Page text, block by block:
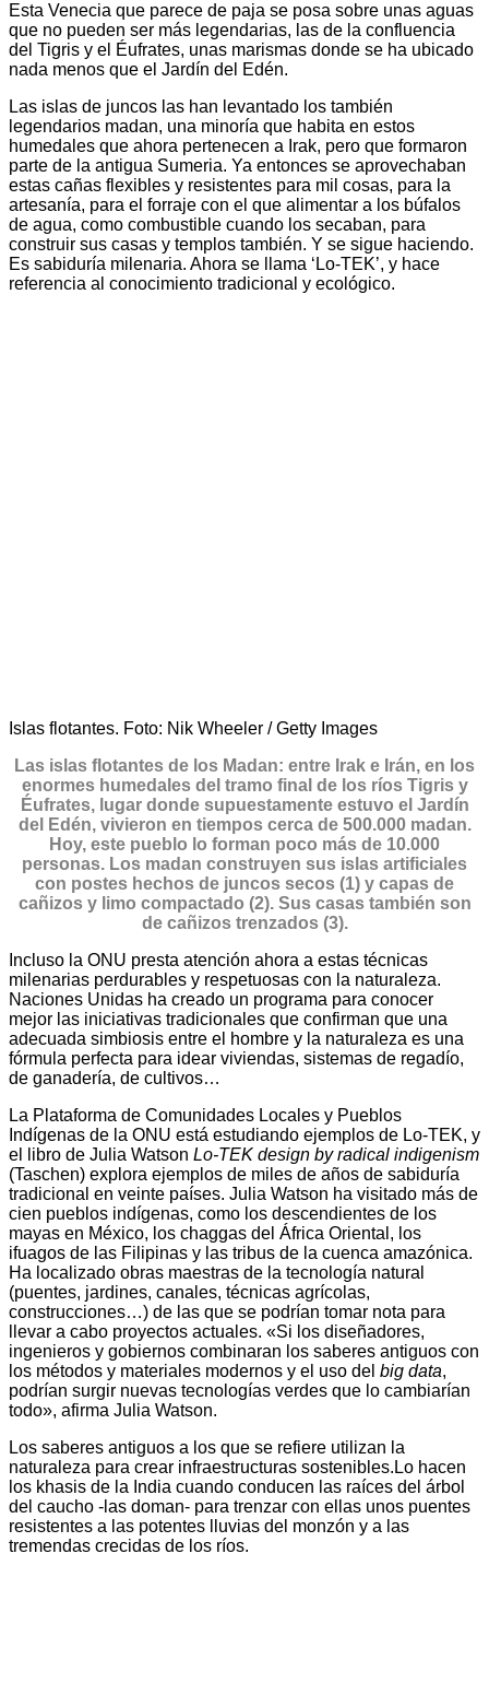
Esta Venecia que parece de paja se posa sobre unas aguas
que no pueden ser más legendarias, las de la confluencia
del Tigris y el Éufrates, unas marismas donde se ha ubicado
nada menos que el Jardín del Edén.
Las islas de juncos las han levantado los también
legendarios madan, una minoría que habita en estos
humedales que ahora pertenecen a Irak, pero que formaron
parte de la antigua Sumeria. Ya entonces se aprovechaban
estas cañas flexibles y resistentes para mil cosas, para la
artesanía, para el forraje con el que alimentar a los búfalos
de agua, como combustible cuando los secaban, para
construir sus casas y templos también. Y se sigue haciendo.
Es sabiduría milenaria. Ahora se llama ‘Lo-TEK’, y hace
referencia al conocimiento tradicional y ecológico.
Islas flotantes. Foto: Nik Wheeler / Getty Images
Las islas flotantes de los Madan: entre Irak e Irán, en los
enormes humedales del tramo final de los ríos Tigris y
Éufrates, lugar donde supuestamente estuvo el Jardín
del Edén, vivieron en tiempos cerca de 500.000 madan.
Hoy, este pueblo lo forman poco más de 10.000
personas. Los madan construyen sus islas artificiales
con postes hechos de juncos secos (1) y capas de
cañizos y limo compactado (2). Sus casas también son
de cañizos trenzados (3).
Incluso la ONU presta atención ahora a estas técnicas
milenarias perdurables y respetuosas con la naturaleza.
Naciones Unidas ha creado un programa para conocer
mejor las iniciativas tradicionales que confirman que una
adecuada simbiosis entre el hombre y la naturaleza es una
fórmula perfecta para idear viviendas, sistemas de regadío,
de ganadería, de cultivos…
La Plataforma de Comunidades Locales y Pueblos
Indígenas de la ONU está estudiando ejemplos de Lo-TEK, y
el libro de Julia Watson Lo-TEK design by radical indigenism
(Taschen) explora ejemplos de miles de años de sabiduría
tradicional en veinte países. Julia Watson ha visitado más de
cien pueblos indígenas, como los descendientes de los
mayas en México, los chaggas del África Oriental, los
ifuagos de las Filipinas y las tribus de la cuenca amazónica.
Ha localizado obras maestras de la tecnología natural
(puentes, jardines, canales, técnicas agrícolas,
construcciones…) de las que se podrían tomar nota para
llevar a cabo proyectos actuales. «Si los diseñadores,
ingenieros y gobiernos combinaran los saberes antiguos con
los métodos y materiales modernos y el uso del big data,
podrían surgir nuevas tecnologías verdes que lo cambiarían
todo», afirma Julia Watson.
Los saberes antiguos a los que se refiere utilizan la
naturaleza para crear infraestructuras sostenibles.Lo hacen
los khasis de la India cuando conducen las raíces del árbol
del caucho -las doman- para trenzar con ellas unos puentes
resistentes a las potentes lluvias del monzón y a las
tremendas crecidas de los ríos.